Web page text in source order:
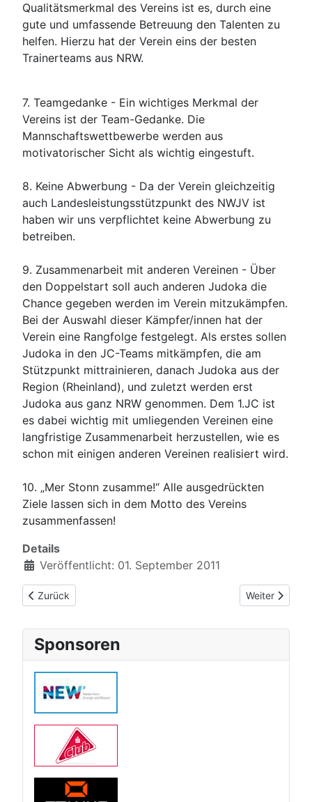
Qualitätsmerkmal des Vereins ist es, durch eine
gute und umfassende Betreuung den Talenten zu
helfen. Hierzu hat der Verein eins der besten
Trainerteams aus NRW.
7. Teamgedanke - Ein wichtiges Merkmal der
Vereins ist der Team-Gedanke. Die
Mannschaftswettbewerbe werden aus
motivatorischer Sicht als wichtig eingestuft.
8. Keine Abwerbung - Da der Verein gleichzeitig
auch Landesleistungsstützpunkt des NWJV ist
haben wir uns verpflichtet keine Abwerbung zu
betreiben.
9. Zusammenarbeit mit anderen Vereinen - Über
den Doppelstart soll auch anderen Judoka die
Chance gegeben werden im Verein mitzukämpfen.
Bei der Auswahl dieser Kämpfer/innen hat der
Verein eine Rangfolge festgelegt. Als erstes sollen
Judoka in den JC-Teams mitkämpfen, die am
Stützpunkt mittrainieren, danach Judoka aus der
Region (Rheinland), und zuletzt werden erst
Judoka aus ganz NRW genommen. Dem 1.JC ist
es dabei wichtig mit umliegenden Vereinen eine
langfristige Zusammenarbeit herzustellen, wie es
schon mit einigen anderen Vereinen realisiert wird.
10. „Mer Stonn zusamme!“ Alle ausgedrückten
Ziele lassen sich in dem Motto des Vereins
zusammenfassen!
Details
Veröffentlicht: 01. September 2011
Vorheriger Beitrag: Clubgeschichte
Zurück Nächster
Weiter
Sponsoren